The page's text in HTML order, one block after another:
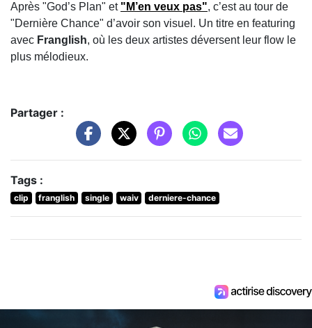
Après "God’s Plan" et "M’en veux pas", c’est au tour de
"Dernière Chance" d’avoir son visuel. Un titre en featuring
avec Franglish, où les deux artistes déversent leur flow le
plus mélodieux.
Partager :
Tags :
clip franglish single waiv derniere-chance